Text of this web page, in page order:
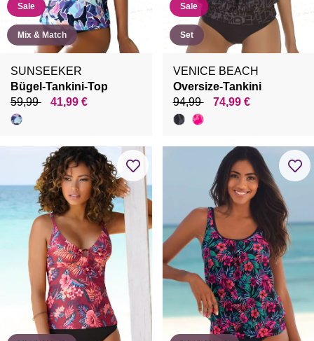
Sale
Mix & Match
SUNSEEKER
Bügel-Tankini-Top
59,99
41,99 €
Sale
Set
VENICE BEACH
Oversize-Tankini
94,99
74,99 €